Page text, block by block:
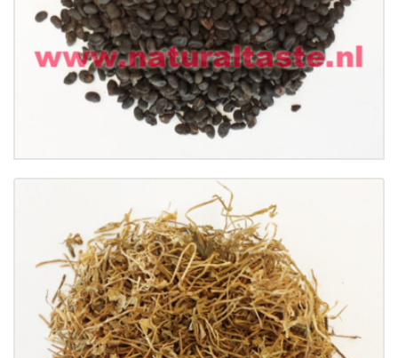
BAN BIAN LIAN • Herba Lobeliae Chinensis
€24.99